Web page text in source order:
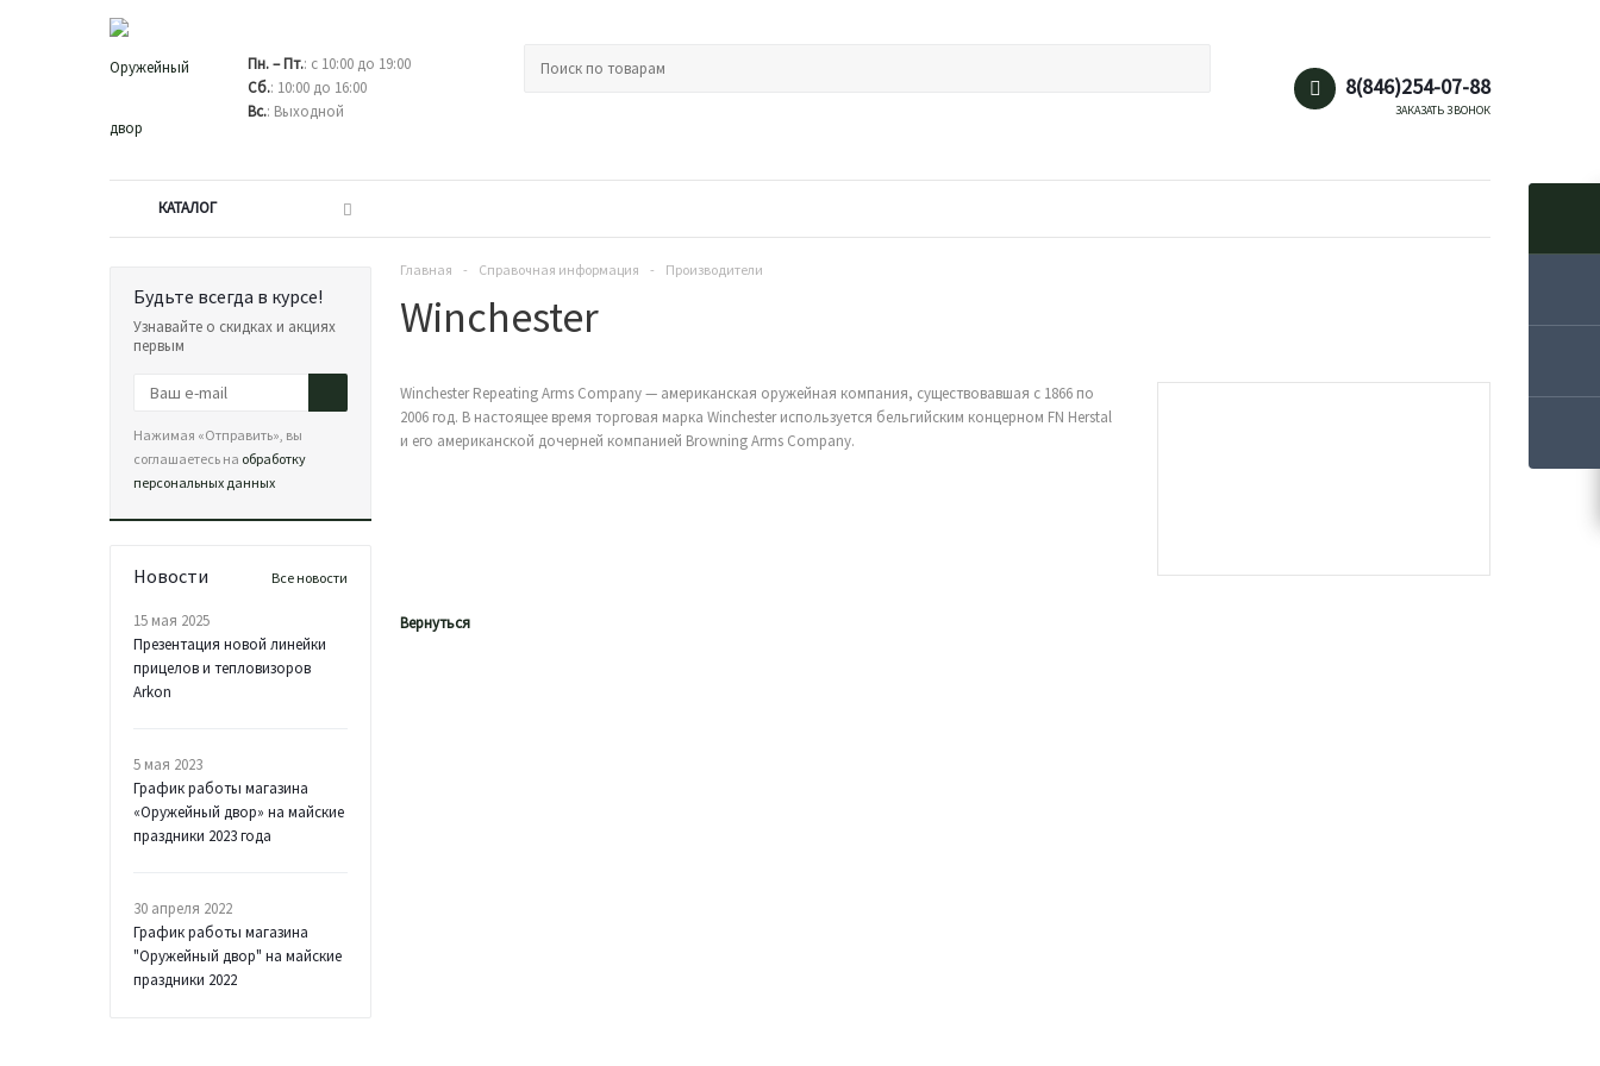
Пн. – Пт.: с 10:00 до 19:00
Сб.: 10:00 до 16:00
Вс.: Выходной
8(846)254-07-88
ЗАКАЗАТЬ ЗВОНОК
КАТАЛОГ
Будьте всегда в курсе!
Узнавайте о скидках и акциях
первым
Нажимая «Отправить», вы
соглашаетесь на обработку
персональных данных
Новости Все новости
15 мая 2025
Презентация новой линейки
прицелов и тепловизоров
Arkon
5 мая 2023
График работы магазина
«Оружейный двор» на майские
праздники 2023 года
30 апреля 2022
График работы магазина
"Оружейный двор" на майские
праздники 2022
Главная - Справочная информация - Производители
Winchester
Winchester Repeating Arms Company — американская оружейная компания, существовавшая с 1866 по
2006 год. В настоящее время торговая марка Winchester используется бельгийским концерном FN Herstal
и его американской дочерней компанией Browning Arms Company.
Вернуться